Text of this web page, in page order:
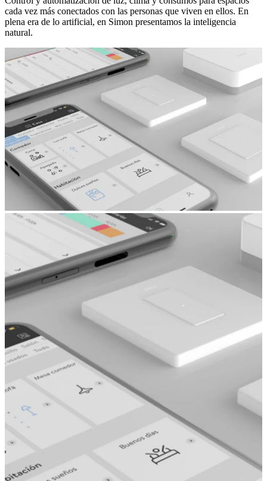
cada vez más conectados con las personas que viven en ellos. En
plena era de lo artificial, en Simon presentamos la inteligencia
natural.